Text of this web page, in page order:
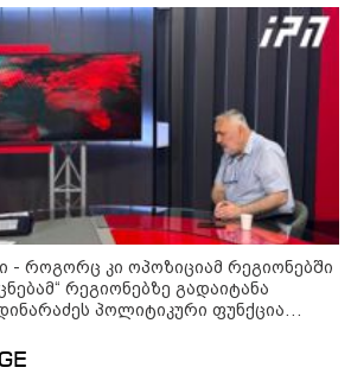
2026 წლის ყველაზე გაყიდვადი
ავტომობილები - Focus2Move-ის
რეიტინგი
აფრიკის ქვეყნები ამერიკულ
დოლარზე უარს ამბობენ
- როგორც კი ოპოზიციამ რეგიონებში
რეგიონებზე გადაიტანა
პოლიტიკური ფუნქცია
უზრუნველყოფა ოპოზიციის